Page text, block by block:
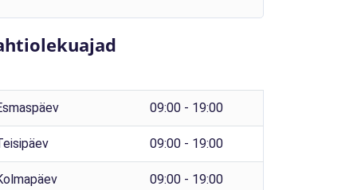
09:00 - 19:00
09:00 - 19:00
09:00 - 19:00